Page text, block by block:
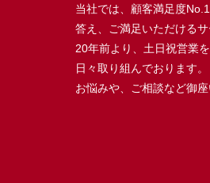
当社では、顧客満足度
答え、ご満足いただける
20年前より、土日祝営業
日々取り組んでおります。
お悩みや、ご相談など御